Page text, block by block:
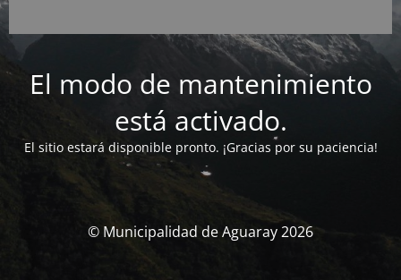
El modo de mantenimiento
está activado.
El sitio estará disponible pronto. ¡Gracias por su paciencia!
© Municipalidad de Aguaray 2026